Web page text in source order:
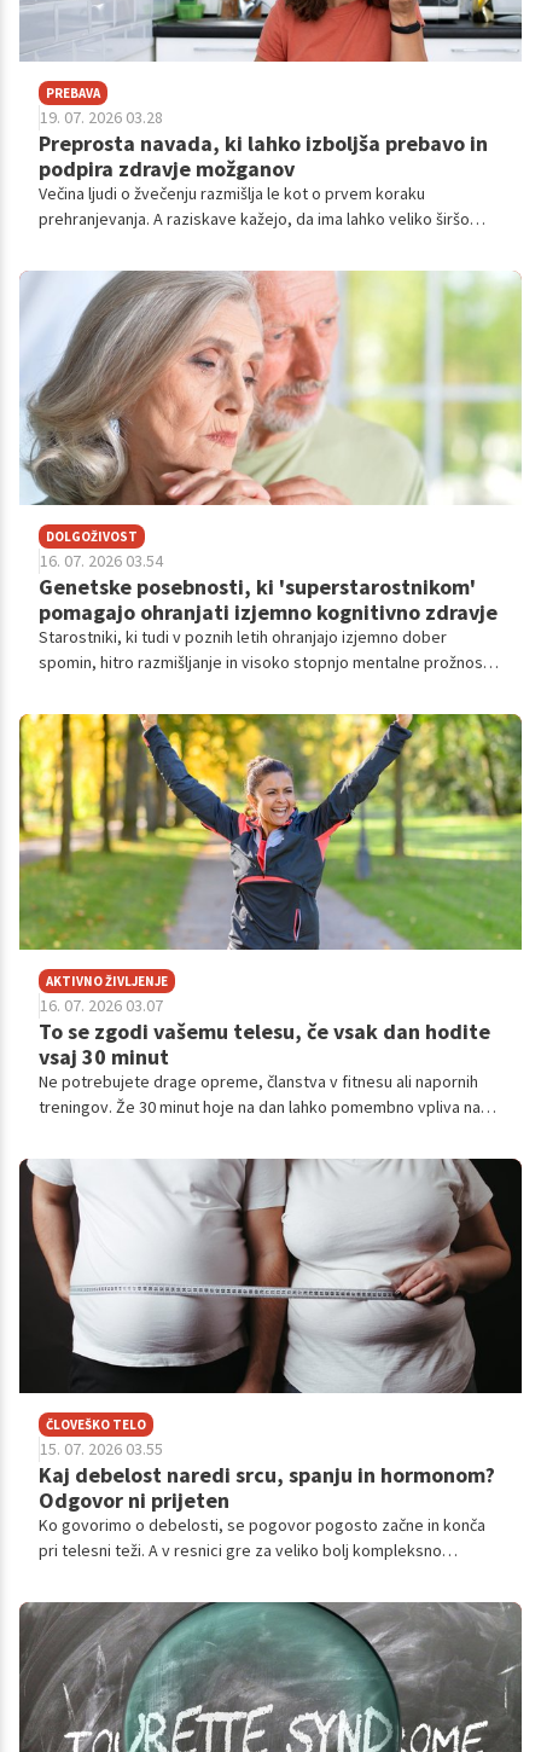
PREBAVA
19. 07. 2026 03.28
Preprosta navada, ki lahko izboljša prebavo in
podpira zdravje možganov
Večina ljudi o žvečenju razmišlja le kot o prvem koraku
prehranjevanja. A raziskave kažejo, da ima lahko veliko širšo
občutek sitosti, delovanje možganov in raven stresa.
DOLGOŽIVOST
16. 07. 2026 03.54
Genetske posebnosti, ki 'superstarostnikom'
pomagajo ohranjati izjemno kognitivno zdravje
Starostniki, ki tudi v poznih letih ohranjajo izjemno dober
spomin, hitro razmišljanje in visoko stopnjo mentalne prožnosti,
AKTIVNO ŽIVLJENJE
16. 07. 2026 03.07
To se zgodi vašemu telesu, če vsak dan hodite
vsaj 30 minut
Ne potrebujete drage opreme, članstva v fitnesu ali napornih
treningov. Že 30 minut hoje na dan lahko pomembno vpliva na
ČLOVEŠKO TELO
15. 07. 2026 03.55
Kaj debelost naredi srcu, spanju in hormonom?
Odgovor ni prijeten
Ko govorimo o debelosti, se pogovor pogosto začne in konča
pri telesni teži. A v resnici gre za veliko bolj kompleksno
globoko v delovanje celotnega telesa. Debelost vpliva na srce,
presnovo, hormone, spanec in celo na to, kako se počutimo čez
dan.